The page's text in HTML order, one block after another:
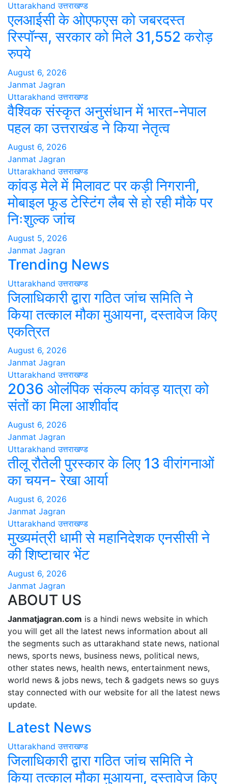
Uttarakhand उत्तराखण्ड
एलआईसी के ओएफएस को जबरदस्त
रिस्पॉन्स, सरकार को मिले 31,552 करोड़
रुपये
August 6, 2026
Janmat Jagran
Uttarakhand उत्तराखण्ड
वैश्विक संस्कृत अनुसंधान में भारत-नेपाल
पहल का उत्तराखंड ने किया नेतृत्व
August 6, 2026
Janmat Jagran
Uttarakhand उत्तराखण्ड
कांवड़ मेले में मिलावट पर कड़ी निगरानी,
मोबाइल फूड टेस्टिंग लैब से हो रही मौके पर
निःशुल्क जांच
August 5, 2026
Janmat Jagran
Trending News
Uttarakhand उत्तराखण्ड
जिलाधिकारी द्वारा गठित जांच समिति ने
किया तत्काल मौका मुआयना, दस्तावेज किए
एकत्रित
August 6, 2026
Janmat Jagran
Uttarakhand उत्तराखण्ड
2036 ओलंपिक संकल्प कांवड़ यात्रा को
संतों का मिला आशीर्वाद
August 6, 2026
Janmat Jagran
Uttarakhand उत्तराखण्ड
तीलू रौतेली पुरस्कार के लिए 13 वीरांगनाओं
का चयन- रेखा आर्या
August 6, 2026
Janmat Jagran
Uttarakhand उत्तराखण्ड
मुख्यमंत्री धामी से महानिदेशक एनसीसी ने
की शिष्टाचार भेंट
August 6, 2026
Janmat Jagran
ABOUT US
Janmatjagran.com is a hindi news website in which
you will get all the latest news information about all
the segments such as uttarakhand state news, national
news, sports news, business news, political news,
other states news, health news, entertainment news,
world news & jobs news, tech & gadgets news so guys
stay connected with our website for all the latest news
update.
Latest News
Uttarakhand उत्तराखण्ड
जिलाधिकारी द्वारा गठित जांच समिति ने
किया तत्काल मौका मुआयना, दस्तावेज किए